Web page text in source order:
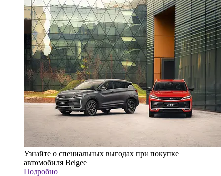
Узнайте о специальных выгодах при покупке
автомобиля Belgee
Подробно